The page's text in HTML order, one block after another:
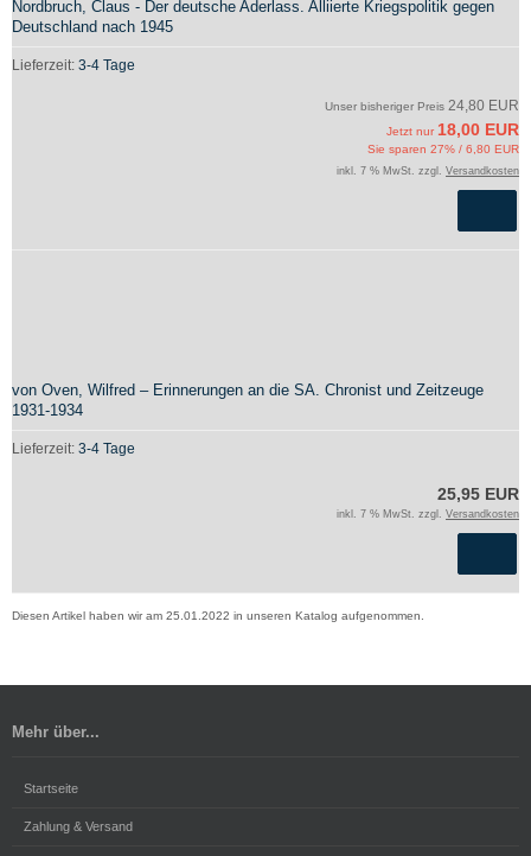
Nordbruch, Claus - Der deutsche Aderlass. Alliierte Kriegspolitik gegen
Deutschland nach 1945
Lieferzeit: 3-4 Tage
Unser bisheriger Preis 24,80 EUR
Jetzt nur 18,00 EUR
Sie sparen 27% / 6,80 EUR
inkl. 7 % MwSt. zzgl. Versandkosten
von Oven, Wilfred – Erinnerungen an die SA. Chronist und Zeitzeuge
1931-1934
Lieferzeit: 3-4 Tage
25,95 EUR
inkl. 7 % MwSt. zzgl. Versandkosten
Diesen Artikel haben wir am 25.01.2022 in unseren Katalog aufgenommen.
Mehr über...
Startseite
Zahlung & Versand